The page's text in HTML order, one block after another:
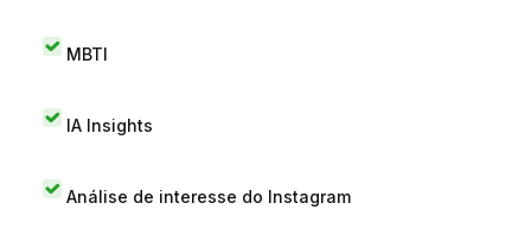
MBTI
IA Insights
Análise de interesse do Instagram